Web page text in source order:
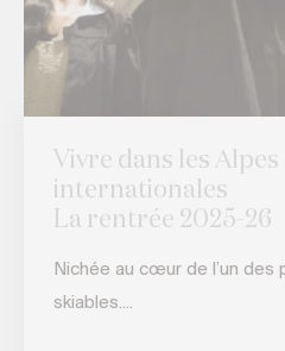
Vivre dans les
internationales
La rentrée 2025-26
Nichée au cœur de l’un des
skiables....